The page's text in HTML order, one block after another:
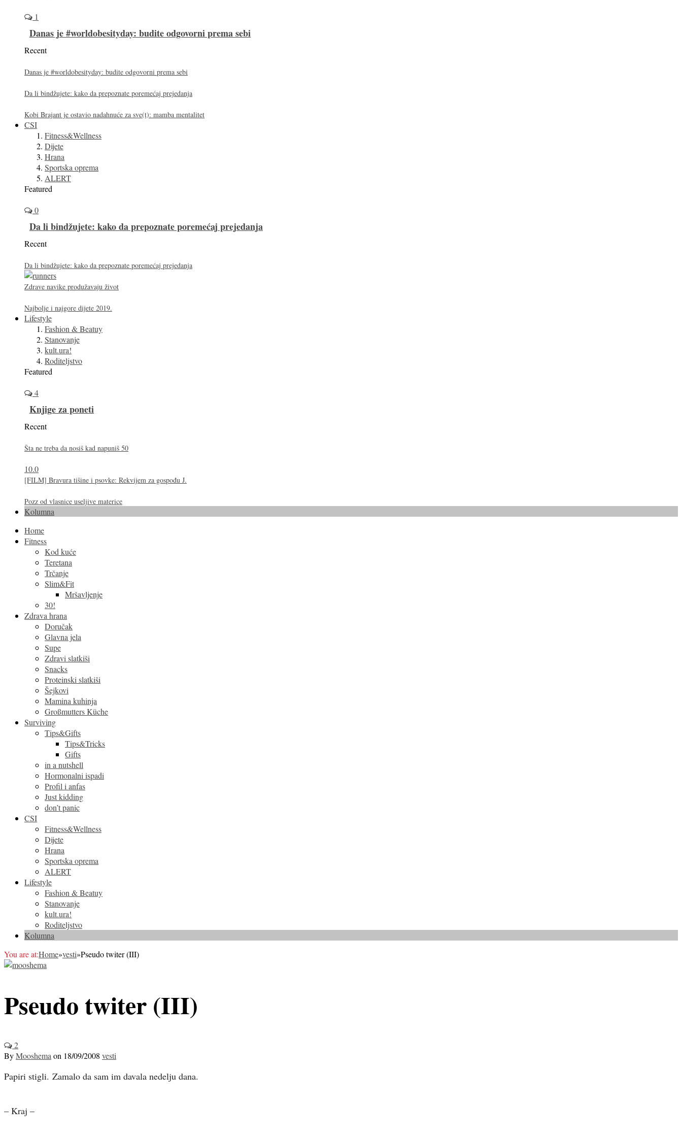
1
Danas je #worldobesityday: budite odgovorni prema sebi
Recent
Danas je #worldobesityday: budite odgovorni prema sebi
Da li bindžujete: kako da prepoznate poremećaj prejedanja
Kobi Brajant je ostavio nadahnuće za sve(t): mamba mentalitet
CSI
Fitness&Wellness
Dijete
Hrana
Sportska oprema
ALERT
Featured
0
Da li bindžujete: kako da prepoznate poremećaj prejedanja
Recent
Da li bindžujete: kako da prepoznate poremećaj prejedanja
Zdrave navike produžavaju život
Najbolje i najgore dijete 2019.
Lifestyle
Fashion & Beatuy
Stanovanje
kult.ura!
Roditeljstvo
Featured
4
Knjige za poneti
Recent
Šta ne treba da nosiš kad napuniš 50
10.0
[FILM] Bravura tišine i psovke: Rekvijem za gospođu J.
Pozz od vlasnice useljive materice
Kolumna
Home
Fitness
Kod kuće
Teretana
Trčanje
Slim&Fit
Mršavljenje
30!
Zdrava hrana
Doručak
Glavna jela
Supe
Zdravi slatkiši
Snacks
Proteinski slatkiši
Šejkovi
Mamina kuhinja
Großmutters Küche
Surviving
Tips&Gifts
Tips&Tricks
Gifts
in a nutshell
Hormonalni ispadi
Profil i anfas
Just kidding
don’t panic
CSI
Fitness&Wellness
Dijete
Hrana
Sportska oprema
ALERT
Lifestyle
Fashion & Beatuy
Stanovanje
kult.ura!
Roditeljstvo
Kolumna
You are at:Home»vesti»Pseudo twiter (III)
Pseudo twiter (III)
2
ByMooshema on 18/09/2008 vesti
Papiri stigli. Zamalo da sam im davala nedelju dana.
– Kraj –